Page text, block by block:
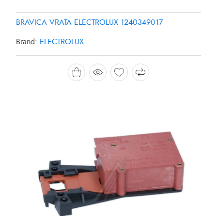
BRAVICA VRATA ELECTROLUX 1240349017
Brand: ELECTROLUX